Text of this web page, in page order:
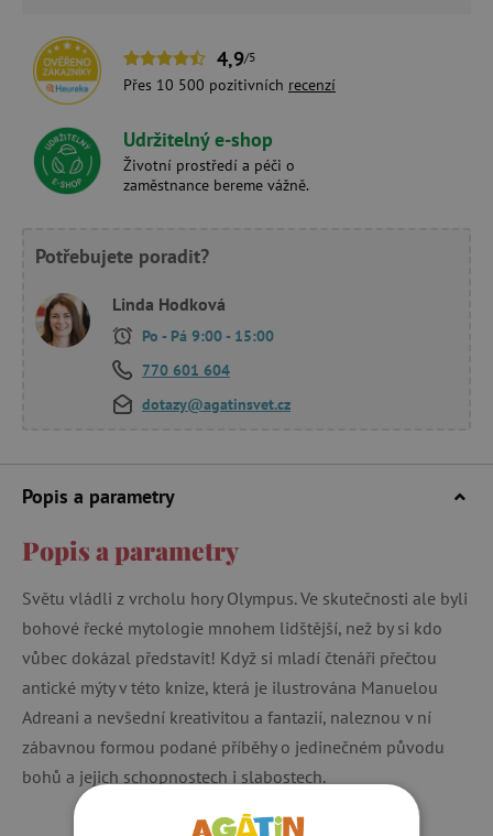
4,9/5
Přes 10 500 pozitivních recenzí
Udržitelný e-shop
Životní prostředí a péči o
zaměstnance bereme vážně.
Potřebujete poradit?
Linda Hodková
Po - Pá 9:00 - 15:00
770 601 604
dotazy@agatinsvet.cz
Popis a parametry
Popis a parametry
Světu vládli z vrcholu hory Olympus. Ve skutečnosti ale byli
bohové řecké mytologie mnohem lidštější, než by si kdo
vůbec dokázal představit! Když si mladí čtenáři přečtou
antické mýty v této knize, která je ilustrována Manuelou
Adreani a nevšední kreativitou a fantazií, naleznou v ní
zábavnou formou podané příběhy o jedinečném původu
bohů a jejich schopnostech i slabostech.